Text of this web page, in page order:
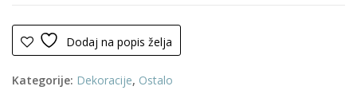
količina
Dodaj na popis želja
Kategorije: Dekoracije, Ostalo